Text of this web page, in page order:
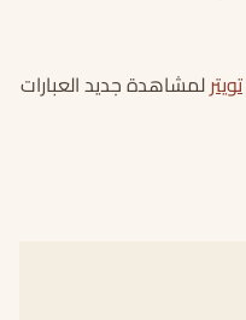
تويترلمشاهدة جديد العبارات